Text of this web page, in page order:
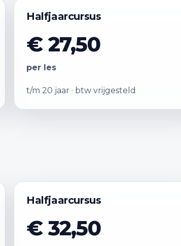
Halfjaarcursus
€ 27,50
per les
t/m 20 jaar · btw vrijgesteld
Halfjaarcursus
€ 32,50